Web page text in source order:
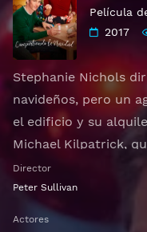
Película
2017
Stephanie Nichols
navideños, pero un
el edificio y su
Michael Kilpatrick,
echará una mano.
Ver Sharing
español latino,
Director
Peter Sullivan
Actores